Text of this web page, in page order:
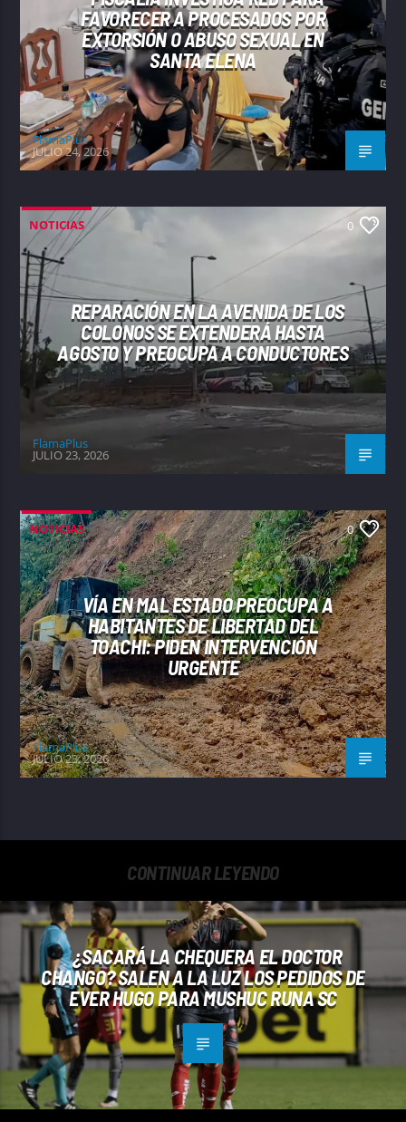
FAVORECER A PROCESADOS POR
EXTORSIÓN O ABUSO SEXUAL EN
SANTA ELENA
FlamaPlus
JULIO 24, 2026
NOTICIAS 0
REPARACIÓN EN LA AVENIDA DE LOS
COLONOS SE EXTENDERÁ HASTA
AGOSTO Y PREOCUPA A CONDUCTORES
FlamaPlus
JULIO 23, 2026
NOTICIAS 0
VÍA EN MAL ESTADO PREOCUPA A
HABITANTES DE LIBERTAD DEL
TOACHI: PIDEN INTERVENCIÓN
URGENTE
FlamaPlus
JULIO 23, 2026
CONTINUAR LEYENDO
POST SIGUIENTE
¿SACARÁ LA CHEQUERA EL DOCTOR
CHANGO? SALEN A LA LUZ LOS PEDIDOS DE
EVER HUGO PARA MUSHUC RUNA SC